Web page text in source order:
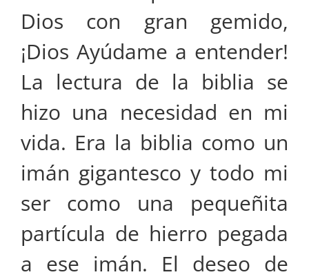
Dios con gran gemido,
¡Dios Ayúdame a entender!
La lectura de la biblia se
hizo una necesidad en mi
vida. Era la biblia como un
imán gigantesco y todo mi
ser como una pequeñita
partícula de hierro pegada
a ese imán. El deseo de